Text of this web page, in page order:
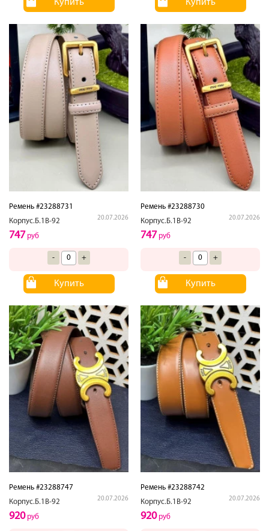
Купить Купить
Ремень #23288731
Корпус.Б.1В-92
20.07.2026
747 руб
- +
Купить
Ремень #23288730
Корпус.Б.1В-92
20.07.2026
747 руб
- +
Купить
Ремень #23288747
Корпус.Б.1В-92
20.07.2026
920руб
Ремень #23288742
Корпус.Б.1В-92
20.07.2026
920руб